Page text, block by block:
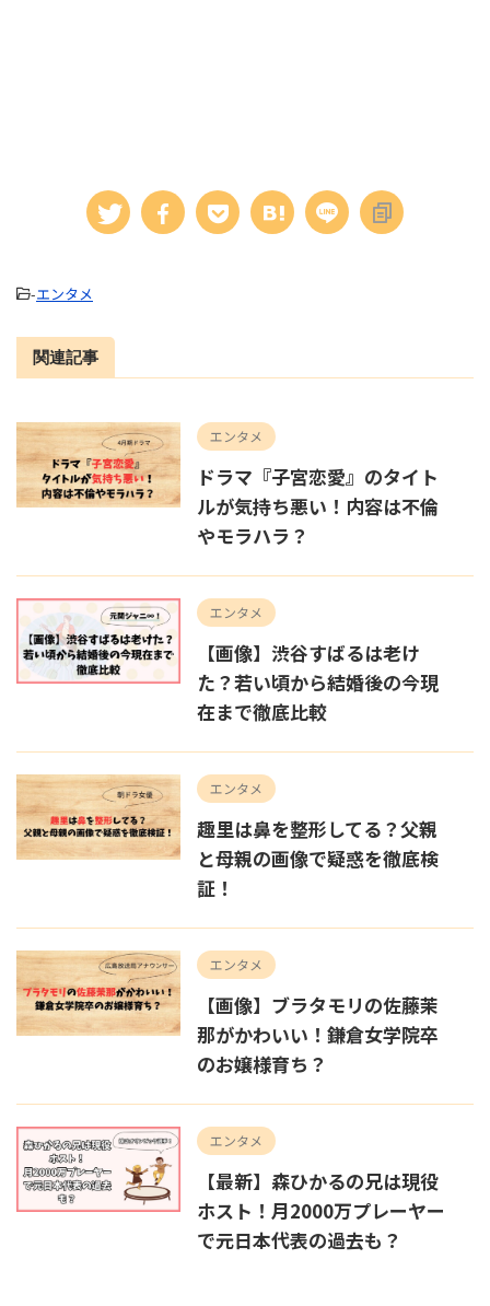
-エンタメ
関連記事
エンタメ
ドラマ『子宮恋愛』のタイト
ルが気持ち悪い！内容は不倫
やモラハラ？
エンタメ
【画像】渋谷すばるは老け
た？若い頃から結婚後の今現
在まで徹底比較
エンタメ
趣里は鼻を整形してる？父親
と母親の画像で疑惑を徹底検
証！
エンタメ
【画像】ブラタモリの佐藤茉
那がかわいい！鎌倉女学院卒
のお嬢様育ち？
エンタメ
【最新】森ひかるの兄は現役
ホスト！月2000万プレーヤー
で元日本代表の過去も？